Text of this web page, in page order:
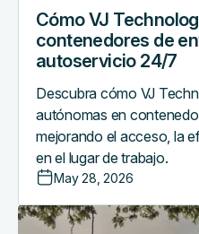
Cómo VJ
contenedores de
autoservicio 24/7
Descubra cómo VJ
autónomas en
mejorando el acceso, la
en el lugar de trabajo.
May 28, 2026
autoservicio
24/7
Cómo